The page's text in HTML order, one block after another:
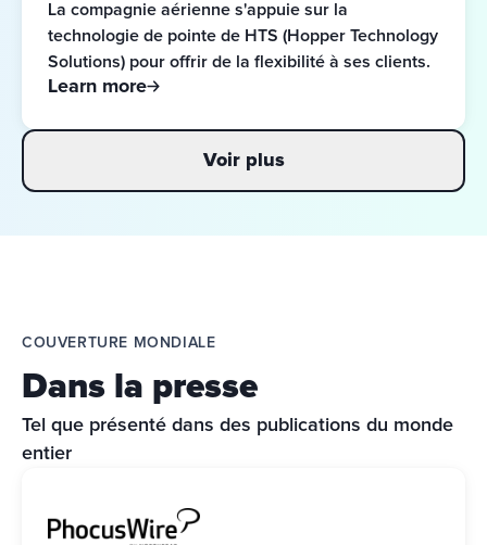
La compagnie aérienne s'appuie sur la
technologie de pointe de HTS (Hopper Technology
Solutions) pour offrir de la flexibilité à ses clients.
Learn more
Voir plus
COUVERTURE MONDIALE
Dans la presse
Tel que présenté dans des publications du monde
entier